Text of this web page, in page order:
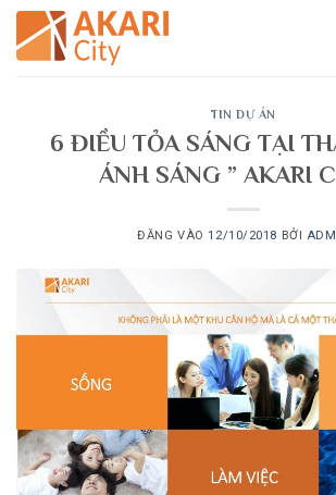
Bỏ
qua
nội
TIN DỰ ÁN
6 ĐIỀU TỎA SÁNG TẠI
ÁNH SÁNG ” AKARI
ĐĂNG VÀO12/10/2018 BỞI